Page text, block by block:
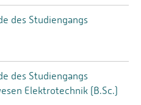
des Studiengangs
des Studiengangs
Elektrotechnik (B.Sc.)